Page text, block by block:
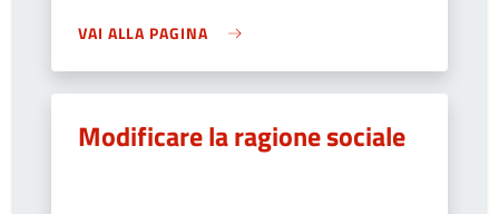
VAI ALLA PAGINA
Modificare la ragione sociale